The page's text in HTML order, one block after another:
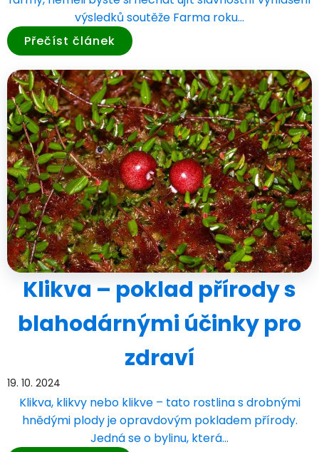
výsledků soutěže Farma roku…
Přečíst článek
Klikva – poklad přírody s
blahodárnými účinky pro
zdraví
19. 10. 2024
Klikva, klikvy nebo klikve – tato rostlina s drobnými
hnědými plody je opravdovým pokladem přírody.
Jedná se o bylinu, která…